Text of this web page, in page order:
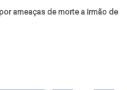
ameaças de morte a irmão de